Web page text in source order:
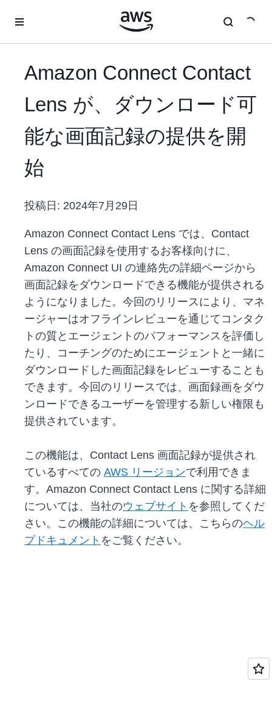
Amazon Connect Contact
Lens が、ダウンロード可
能な画面記録の提供を開
始
投稿日: 2024年7月29日
Amazon Connect Contact Lens では、Contact
Lens の画面記録を使用するお客様向けに、
Amazon Connect UI の連絡先の詳細ページから
画面記録をダウンロードできる機能が提供される
ようになりました。今回のリリースにより、マネ
ージャーはオフラインレビューを通じてコンタク
トの質とエージェントのパフォーマンスを評価し
たり、コーチングのためにエージェントと一緒に
ダウンロードした画面記録をレビューすることも
できます。今回のリリースでは、画面録画をダウ
ンロードできるユーザーを管理する新しい権限も
提供されています。
この機能は、Contact Lens 画面記録が提供され
ているすべての AWS リージョンで利用できま
す。Amazon Connect Contact Lens に関する詳細
については、当社のウェブサイト を参照してくだ
さい。この機能の詳細については、こちらのヘル
プドキュメント をご覧ください。